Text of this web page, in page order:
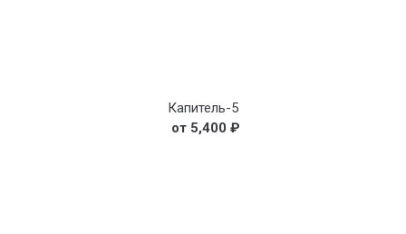
Капитель-5
5,400 ₽